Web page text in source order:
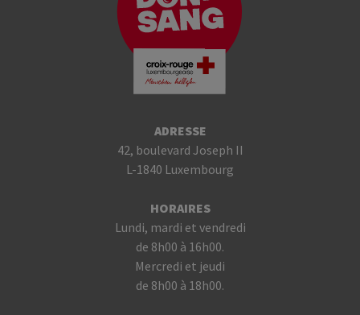
ADRESSE
42, boulevard Joseph II
L-1840 Luxembourg
HORAIRES
Lundi, mardi et vendredi
de 8h00 à 16h00.
Mercredi et jeudi
de 8h00 à 18h00.